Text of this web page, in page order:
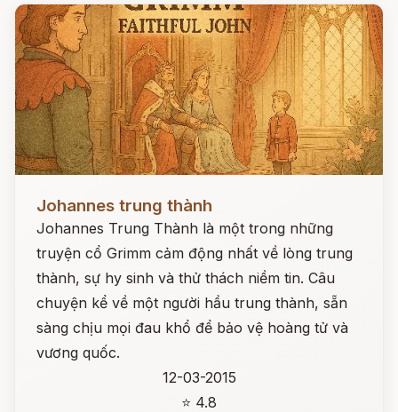
Johannes trung thành
Johannes Trung Thành là một trong những
truyện cổ Grimm cảm động nhất về lòng trung
thành, sự hy sinh và thử thách niềm tin. Câu
chuyện kể về một người hầu trung thành, sẵn
sàng chịu mọi đau khổ để bảo vệ hoàng tử và
vương quốc.
12-03-2015
⭐ 4.8